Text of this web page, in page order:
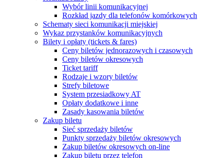
Wybór linii komunikacyjnej
Rozkład jazdy dla telefonów komórkowych
Schematy sieci komunikacji miejskiej
Wykaz przystanków komunikacyjnych
Bilety i opłaty (tickets & fares)
Ceny biletów jednorazowych i czasowych
Ceny biletów okresowych
Ticket tariff
Rodzaje i wzory biletów
Strefy biletowe
System przesiadkowy AT
Opłaty dodatkowe i inne
Zasady kasowania biletów
Zakup biletu
Sieć sprzedaży biletów
Punkty sprzedaży biletów okresowych
Zakup biletów okresowych on-line
Zakup biletu przez telefon